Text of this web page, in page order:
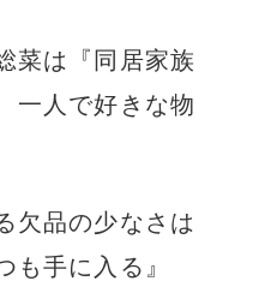
菜は『同居家族
一人で好きな物
欠品の少なさは
手に入る』